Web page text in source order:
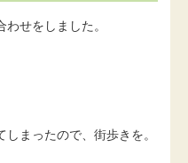
せをしました。
まったので、街歩きを。